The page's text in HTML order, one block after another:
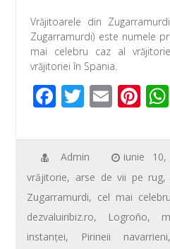
ac
e
b
o
o
wi
tt
er
m
ail er
e
st
Vrăjitoarele din
Zugarramurdi) este numele
mai celebru caz al
vrăjitoriei în Spania.
F
e
b
o
o
k
T
tt
er
E
ail
Pi
er
e
st
p
Admin iunie
vrăjitorie, arse de vii pe rug,
Zugarramurdi, cel mai
dezvaluiribiz.ro, Logroño,
instanței, Pirineii navarrieni